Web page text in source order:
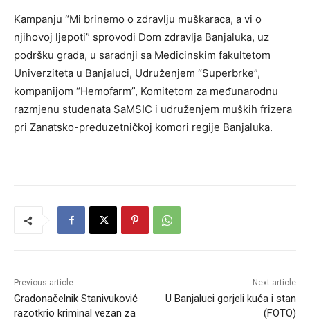
Kampanju “Mi brinemo o zdravlju muškaraca, a vi o
njihovoj ljepoti” sprovodi Dom zdravlja Banjaluka, uz
podršku grada, u saradnji sa Medicinskim fakultetom
Univerziteta u Banjaluci, Udruženjem “Superbrke”,
kompanijom “Hemofarm”, Komitetom za međunarodnu
razmjenu studenata SaMSIC i udruženjem muških frizera
pri Zanatsko-preduzetničkoj komori regije Banjaluka.
Previous article
Gradonačelnik Stanivuković
razotkrio kriminal vezan za
Next article
U Banjaluci gorjeli kuća i stan
(FOTO)